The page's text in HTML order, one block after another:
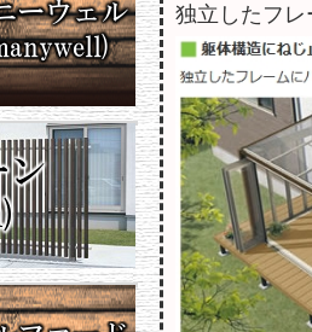
独立したフ